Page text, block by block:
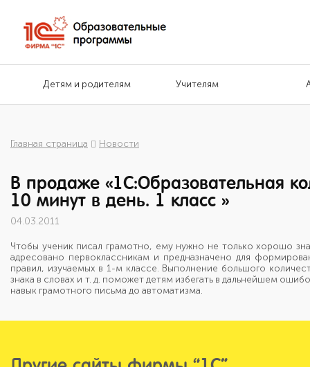
Детям и родителям Учителям
Главная страница Новости
В продаже «1С:Образовательная
10 минут в день. 1 класс »
04.03.2011
Чтобы ученик писал грамотно, ему нужно не только хорошо
адресовано первоклассникам и предназначено для
правил, изучаемых в 1-м классе. Выполнение большого
знака в словах и т. д. поможет детям избегать в дальнейшем
навык грамотного письма до автоматизма.